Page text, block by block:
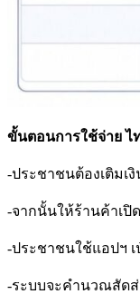
ขั้นตอนการใช้จ่าย ไ
-ประชาชนต้องเติมเงิ
-จากนั้นให้ร้านค้าเปิด
-ประชาชนใช้แอปฯ
-ระบบจะคำนวณสัด